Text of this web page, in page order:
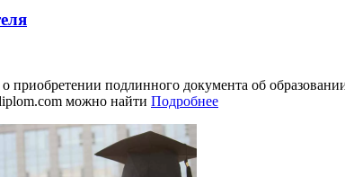
о приобретении подлинного документа об
можно найти Подробнее